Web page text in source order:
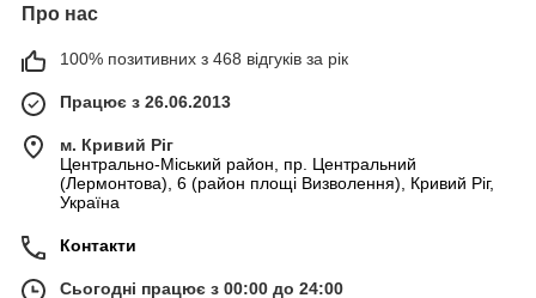
Про нас
100% позитивних з 468 відгуків за рік
Працює з 26.06.2013
м. Кривий Ріг
Центрально-Міський район, пр. Центральний
(Лермонтова), 6 (район площі Визволення), Кривий Ріг,
Україна
Контакти
Сьогодні працює з 00:00 до 24:00